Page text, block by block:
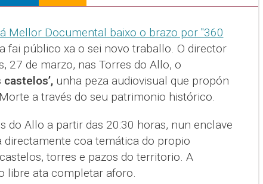
Mellor Documental baixo o brazo por "360
fai público xa o sei novo traballo. O director
27 de marzo, nas Torres do Allo, o
castelos’,unha peza audiovisual que propón
a través do seu patrimonio histórico.
do Allo a partir das 20:30 horas, nun enclave
coa temática do propio
torres e pazos do territorio. A
libre ata completar aforo.